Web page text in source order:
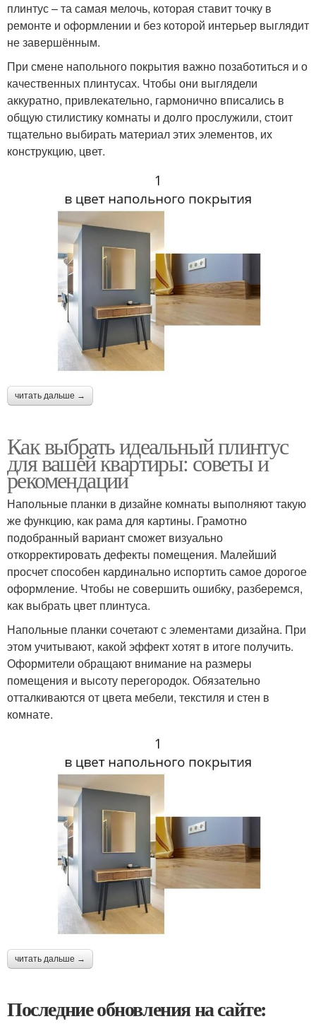
плинтус – та самая мелочь, которая ставит точку в
ремонте и оформлении и без которой интерьер выглядит
не завершённым.
При смене напольного покрытия важно позаботиться и о
качественных плинтусах. Чтобы они выглядели
аккуратно, привлекательно, гармонично вписались в
общую стилистику комнаты и долго прослужили, стоит
тщательно выбирать материал этих элементов, их
конструкцию, цвет.
читать дальше →
Как выбрать идеальный плинтус
для вашей квартиры: советы и
рекомендации
Напольные планки в дизайне комнаты выполняют такую
же функцию, как рама для картины. Грамотно
подобранный вариант сможет визуально
откорректировать дефекты помещения. Малейший
просчет способен кардинально испортить самое дорогое
оформление. Чтобы не совершить ошибку, разберемся,
как выбрать цвет плинтуса.
Напольные планки сочетают с элементами дизайна. При
этом учитывают, какой эффект хотят в итоге получить.
Оформители обращают внимание на размеры
помещения и высоту перегородок. Обязательно
отталкиваются от цвета мебели, текстиля и стен в
комнате.
читать дальше →
Последние обновления на сайте: